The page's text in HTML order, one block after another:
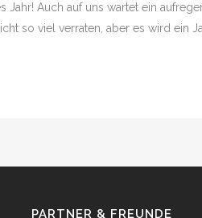
Auch auf uns wartet ein
so viel verraten, aber es wird ein
PARTNER & FREUNDE